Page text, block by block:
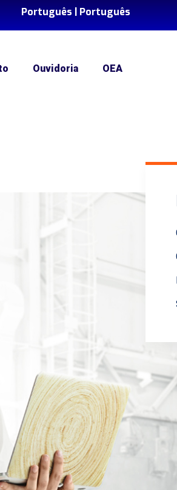
Português | Português
Ouvidoria OEA